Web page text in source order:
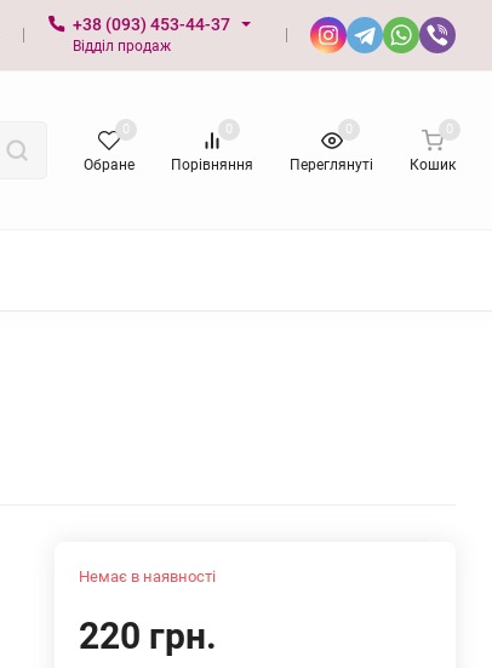
+38 (093) 453-44-37
Відділ продаж
Обране
0
Порівняння
0
Переглянуті
0
Кошик
0
Немає в наявності
220 грн.